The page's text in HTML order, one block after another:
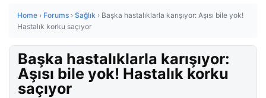
Home › Forums › Sağlık › Başka hastalıklarla karışıyor: Aşısı bile yok!
Hastalık korku saçıyor
Başka hastalıklarla karışıyor:
Aşısı bile yok! Hastalık korku
saçıyor